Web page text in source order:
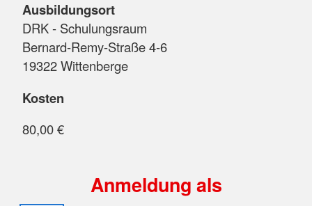
Ausbildungsort
DRK - Schulungsraum
Bernard-Remy-Straße 4-6
19322 Wittenberge
Kosten
80,00 €
Anmeldung als